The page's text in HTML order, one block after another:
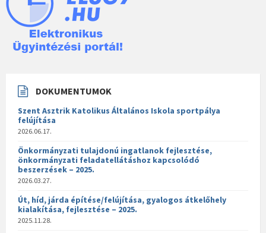
DOKUMENTUMOK
Szent Asztrik Katolikus Általános Iskola sportpálya
felújítása
2026.06.17.
Önkormányzati tulajdonú ingatlanok fejlesztése,
önkormányzati feladatellátáshoz kapcsolódó
beszerzések – 2025.
2026.03.27.
Út, híd, járda építése/felújítása, gyalogos átkelőhely
kialakítása, fejlesztése – 2025.
2025.11.28.